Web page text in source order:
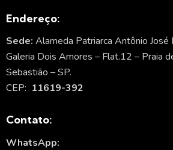
Endereço:
Sede: Alameda Patriarca Antônio
Galeria Dois Amores – Flat.12 – Praia
Sebastião – SP.
CEP: 11619-392
Contato:
WhatsApp: